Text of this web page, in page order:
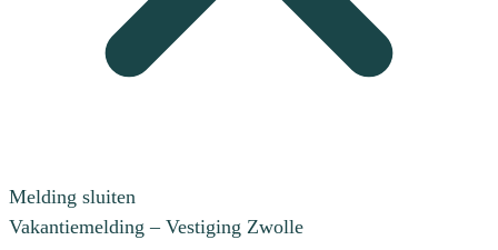
Melding sluiten
Vakantiemelding – Vestiging Zwolle